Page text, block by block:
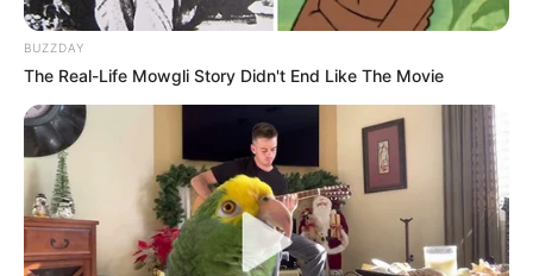
Fail! 10 Potret Makanan Gagal
Dimasak yang Bikin Kamu
Nggak Selera
BUZZDAY
The Real-Life Mowgli Story Didn't End Like The Movie